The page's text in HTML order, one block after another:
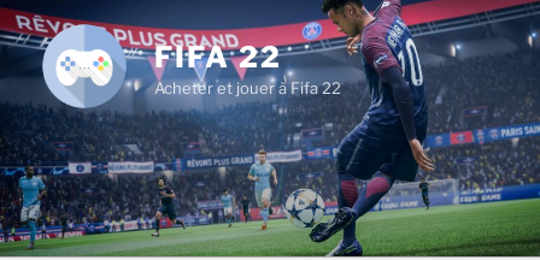
Aller
au
contenu
principal
FIFA 22
Acheter et jouer à Fifa 22